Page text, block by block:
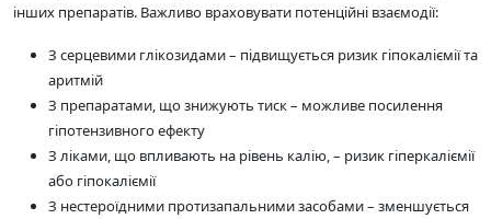
інших препаратів. Важливо враховувати потенційні взаємодії:
З серцевими глікозидами – підвищується ризик гіпокаліємії та
аритмій
З препаратами, що знижують тиск – можливе посилення
гіпотензивного ефекту
З ліками, що впливають на рівень калію, – ризик гіперкаліємії
або гіпокаліємії
З нестероїдними протизапальними засобами – зменшується